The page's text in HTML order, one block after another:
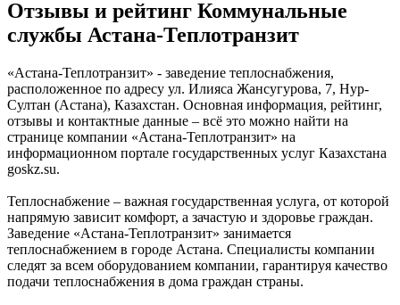
Отзывы и рейтинг Коммунальные
службы Астана-Теплотранзит
«Астана-Теплотранзит» - заведение теплоснабжения,
расположенное по адресу ул. Илияса Жансугурова, 7, Нур-
Султан (Астана), Казахстан. Основная информация, рейтинг,
отзывы и контактные данные – всё это можно найти на
странице компании «Астана-Теплотранзит» на
информационном портале государственных услуг Казахстана
goskz.su.
Теплоснабжение – важная государственная услуга, от которой
напрямую зависит комфорт, а зачастую и здоровье граждан.
Заведение «Астана-Теплотранзит» занимается
теплоснабжением в городе Астана. Специалисты компании
следят за всем оборудованием компании, гарантируя качество
подачи теплоснабжения в дома граждан страны.